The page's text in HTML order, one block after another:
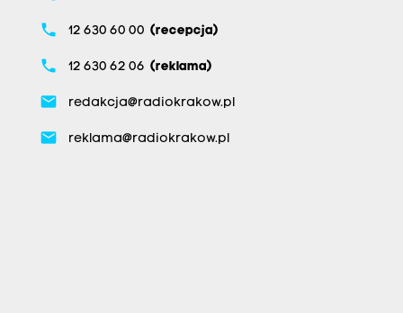
phone 12 630 60 00 (recepcja)
phone 12 630 62 06 (reklama)
email redakcja@radiokrakow.pl
email reklama@radiokrakow.pl